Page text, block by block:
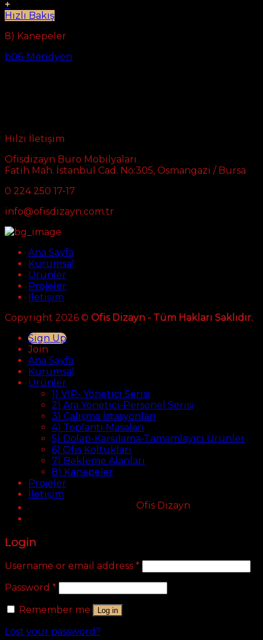
+
Hızlı Bakış
8) Kanepeler
b06-Meridyen
Hılzı İletişim
Ofisdizayn Büro Mobilyaları
Fatih Mah. İstanbul Cad. No:305, Osmangazi / Bursa
0 224 250 17-17
info@ofisdizayn.com.tr
Ana Sayfa
Kurumsal
Ürünler
Projeler
İletişim
Copyright 2026 © Ofis Dizayn - Tüm Hakları Saklıdır.
Sign Up
Join
Ana Sayfa
Kurumsal
Ürünler
1) VIP- Yönetici Serisi
2) Ara Yönetici-Personel Serisi
3) Çalışma İstasyonları
4) Toplantı Masaları
5) Dolap-Karşılama-Tamamlayıcı Ürünler
6) Ofis Koltukları
7) Bekleme Alanları
8) Kanepeler
Projeler
İletişim
Ofis Dizayn
Login
Username or email address *
Password *
Remember me
Log in
Lost your password?